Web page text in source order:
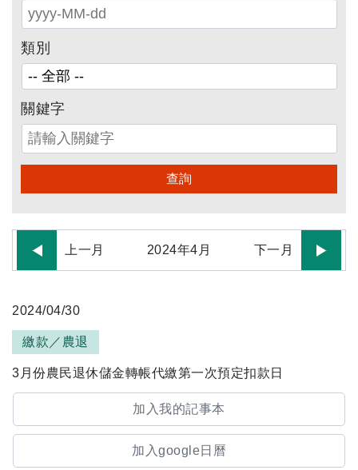
類別
關鍵字
查詢
上一月 2024年4 月 下一月
2024/04/30
繳款／農退
3月份農民退休儲金轉帳代繳第一次預定扣款日
加入我的記事本
加入google日曆